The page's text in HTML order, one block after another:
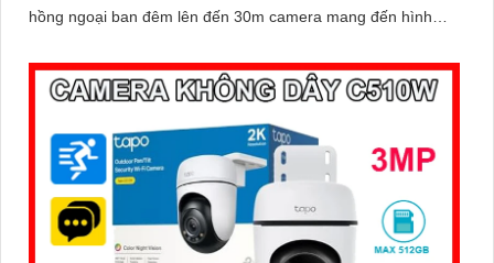
hồng ngoại ban đêm lên đến 30m camera mang đến hình